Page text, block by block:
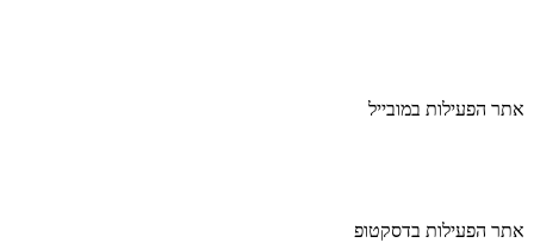
אתר הפעילות במובייל
אתר הפעילות בדסקטופ